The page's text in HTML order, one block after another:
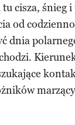
cisza, śnieg i
od
dnia